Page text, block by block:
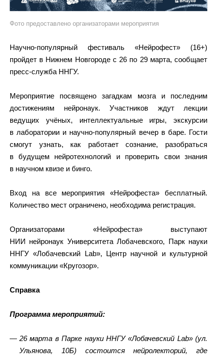
Фото предоставлено организаторами мероприятия
Научно-популярный фестиваль «Нейрофест» (16+)
пройдет в Нижнем Новгороде с 26 по 29 марта, сообщает
пресс-служба ННГУ.
Мероприятие посвящено загадкам мозга и последним
достижениям нейронаук. Участников ждут лекции
ведущих учёных, интеллектуальные игры, экскурсии
в лаборатории и научно-популярный вечер в баре. Гости
смогут узнать, как работает сознание, разобраться
в будущем нейротехнологий и проверить свои знания
в научном квизе и бинго.
Вход на все мероприятия «Нейрофеста» бесплатный.
Количество мест ограничено, необходима регистрация.
Организаторами «Нейрофеста» выступают
НИИ нейронаук Университета Лобачевского, Парк науки
ННГУ «Лобачевский Lab», Центр научной и культурной
коммуникации «Кругозор».
Справка
Программа мероприятий:
26 марта в Парке науки ННГУ «Лобачевский Lab» (ул.
Ульянова, 10Б) состоится нейролекторий, где